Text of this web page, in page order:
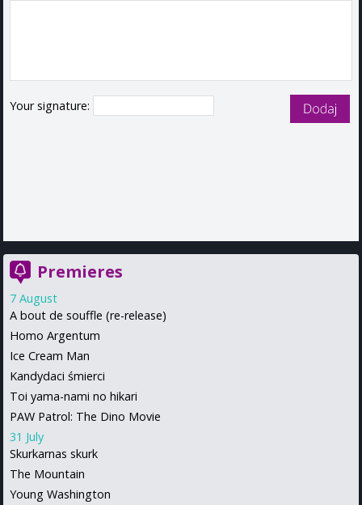
Your signature:
Premieres
7 August
A bout de souffle (re-release)
Homo Argentum
Ice Cream Man
Kandydaci śmierci
Toi yama-nami no hikari
PAW Patrol: The Dino Movie
31 July
Skurkarnas skurk
The Mountain
Young Washington